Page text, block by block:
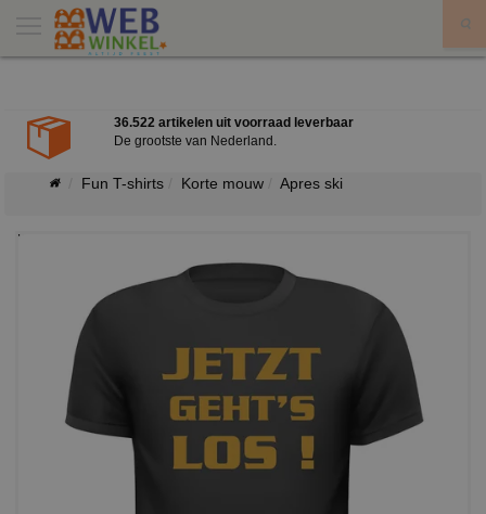
36.522 artikelen uit voorraad leverbaar
De grootste van Nederland.
Fun T-shirts Korte mouw Apres ski